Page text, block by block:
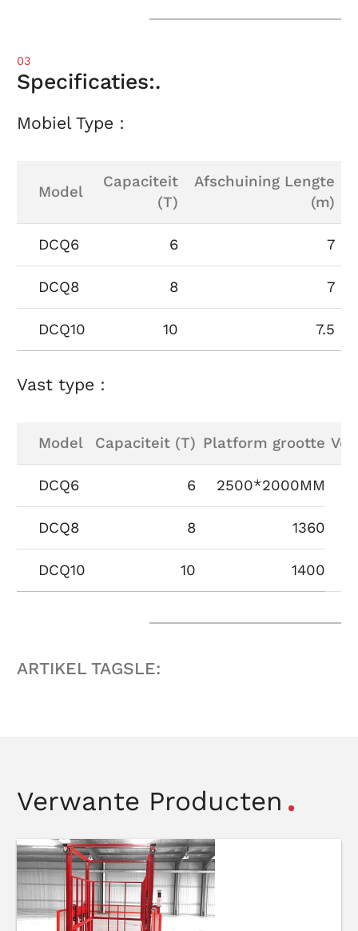
03
Specificaties:.
Mobiel Type：
Model
Capaciteit
(T)
Afschuining Lengte
(m)
DCQ6 6 7
DCQ8 8 7
DCQ10 10 7.5
Vast type：
Model Capaciteit (T) Platform grootte
DCQ6 6 2500*2000MM
DCQ8 8 1360
DCQ10 10 1400
ARTIKEL TAGSLE:
Verwante Producten